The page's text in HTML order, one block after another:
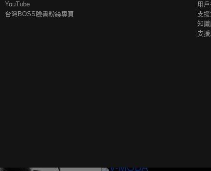
YouTube
台灣BOSS臉書粉絲專頁
用
支
知
支